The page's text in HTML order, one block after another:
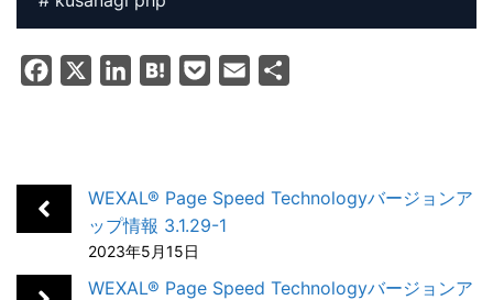
e
d
I
n
n
a
e
t
l
WEXAL® Page Speed Technologyバージョンア
ップ情報 3.1.29-1
2023年5月15日
WEXAL® Page Speed Technologyバージョンア